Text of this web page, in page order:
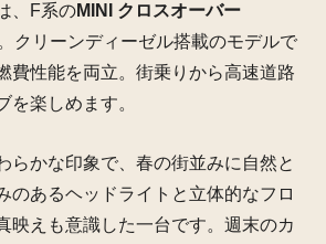
、F系のMINI クロスオーバー
。クリーンディーゼル搭載のモデルで
費性能を両立。街乗りから高速道路
を楽しめます。
らかな印象で、春の街並みに自然と
のあるヘッドライトと立体的なフロ
映えも意識した一台です。週末のカ